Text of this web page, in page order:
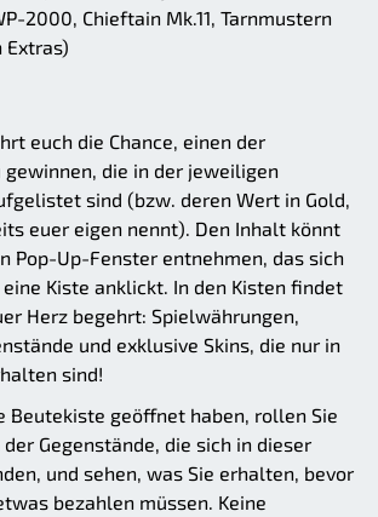
2000, Chieftain Mk.11, Tarnmustern
Extras)
euch die Chance, einen der
gewinnen, die in der jeweiligen
sind (bzw. deren Wert in Gold,
euer eigen nennt). Den Inhalt könnt
Pop-Up-Fenster entnehmen, das sich
Kiste anklickt. In den Kisten findet
Herz begehrt: Spielwährungen,
und exklusive Skins, die nur in
sind!
Beutekiste geöffnet haben, rollen Sie
Gegenstände, die sich in dieser
und sehen, was Sie erhalten, bevor
bezahlen müssen. Keine